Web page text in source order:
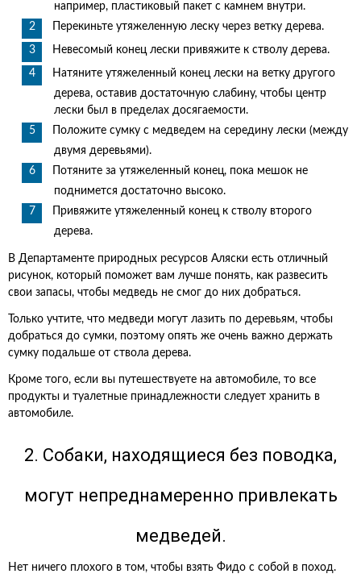
например, пластиковый пакет с камнем внутри.
Перекиньте утяжеленную леску через ветку дерева.
Невесомый конец лески привяжите к стволу дерева.
Натяните утяжеленный конец лески на ветку другого
дерева, оставив достаточную слабину, чтобы центр
лески был в пределах досягаемости.
Положите сумку с медведем на середину лески (между
двумя деревьями).
Потяните за утяжеленный конец, пока мешок не
поднимется достаточно высоко.
Привяжите утяжеленный конец к стволу второго
дерева.
В Департаменте природных ресурсов Аляски есть отличный
рисунок, который поможет вам лучше понять, как развесить
свои запасы, чтобы медведь не смог до них добраться.
Только учтите, что медведи могут лазить по деревьям, чтобы
добраться до сумки, поэтому опять же очень важно держать
сумку подальше от ствола дерева.
Кроме того, если вы путешествуете на автомобиле, то все
продукты и туалетные принадлежности следует хранить в
автомобиле.
2. Собаки, находящиеся без поводка,
могут непреднамеренно привлекать
медведей.
Нет ничего плохого в том, чтобы взять Фидо с собой в поход.